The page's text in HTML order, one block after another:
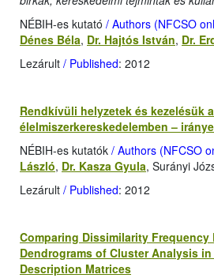
NÉBIH-es kutató / Authors (NFCSO
Dénes Béla, Dr. Hajtós István, Dr.
Lezárult / Published: 2012
Rendkívüli helyzetek és kezelésük
élelmiszerkereskedelemben –
NÉBIH-es kutatók / Authors (NFCSO
László, Dr. Kasza Gyula, Surányi
Lezárult / Published: 2012
Comparing Dissimilarity
Dendrograms of Cluster Analysis
Description Matrices